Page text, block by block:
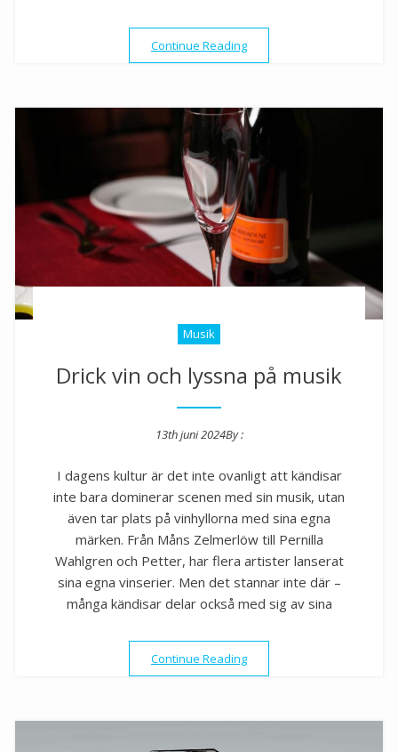
Continue Reading”Hitta barnens drömplagg
Musik
Drick vin och lyssna på musik
13th juni 2024By :
I dagens kultur är det inte ovanligt att kändisar
inte bara dominerar scenen med sin musik, utan
även tar plats på vinhyllorna med sina egna
märken. Från Måns Zelmerlöw till Pernilla
Wahlgren och Petter, har flera artister lanserat
sina egna vinserier. Men det stannar inte där –
många kändisar delar också med sig av sina
Continue Reading”Drick vin och lyssna på